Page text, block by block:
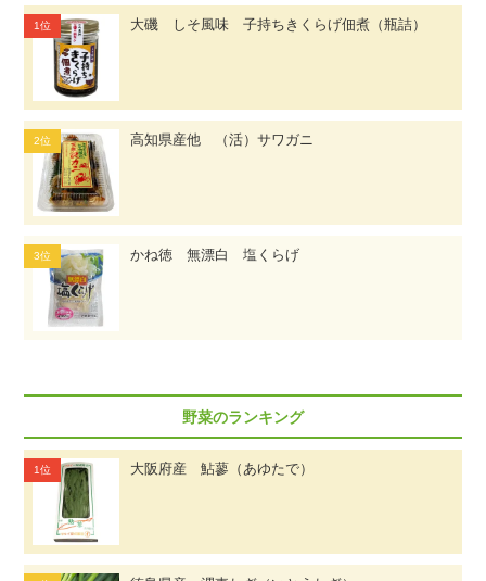
大磯 しそ風味 子持ちきくらげ佃煮（瓶詰）
高知県産他 （活）サワガニ
かね徳 無漂白 塩くらげ
野菜のランキング
大阪府産 鮎蓼（あゆたで）